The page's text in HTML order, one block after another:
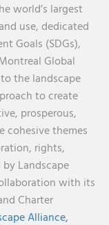
world’s largest
use, dedicated
Goals (SDGs),
Global
the landscape
to create
prosperous,
cohesive themes
rights,
Landscape
with its
Charter
Alliance,